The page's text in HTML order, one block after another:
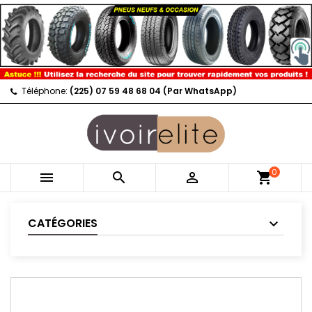
Téléphone: (225) 07 59 48 68 04 (Par WhatsApp)
   shopping_cart0
CATÉGORIES